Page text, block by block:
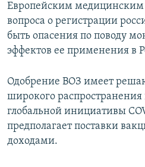
Европейским
вопроса о регистрации
быть опасения по поводу
эффектов ее применения в
Одобрение ВОЗ имеет
широкого
глобальной инициативы
предполагает поставки
доходами.